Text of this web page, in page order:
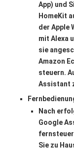
App) und
HomeKit
der Apple
mit Alexa
sie
Amazon
steuern.
Assistant
Nach
Google
Sie zu